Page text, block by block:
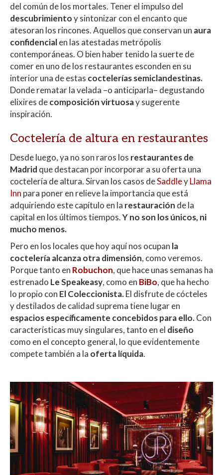
del común de los mortales. Tener el impulso del
descubrimientoy sintonizar con el encanto que
atesoran los rincones. Aquellos que conservan un aura
confidencialen las atestadas metrópolis
contemporáneas. O bien haber tenido la suerte de
comer en uno de los restaurantes esconden en su
interior una de estas coctelerías semiclandestinas.
Donde rematar la velada –o anticiparla– degustando
elixires decomposición virtuosay sugerente
inspiración.
Coctelería de altura en restaurantes
Desde luego, ya no son raros los restaurantes de
Madrid que destacan por incorporar a su oferta una
coctelería de altura. Sirvan los casos deSaddleyLlama
Inn para poner en relieve la importancia que está
adquiriendo este capítulo en la restauración de la
capital en los últimos tiempos.Y no son los únicos, ni
mucho menos.
Pero en los locales que hoy aquí nos ocupan la
coctelería alcanza otra dimensión, como veremos.
Porque tanto en Robuchon, que hace unas semanas ha
estrenado Le Speakeasy, como en BiBo, que ha hecho
lo propio con El Coleccionista.El disfrute de cócteles
y destilados de calidad suprema tiene lugar en
espacios específicamente concebidos para ello.Con
características muy singulares, tanto en el diseño
como en el concepto general, lo que evidentemente
compete también a la oferta líquida.